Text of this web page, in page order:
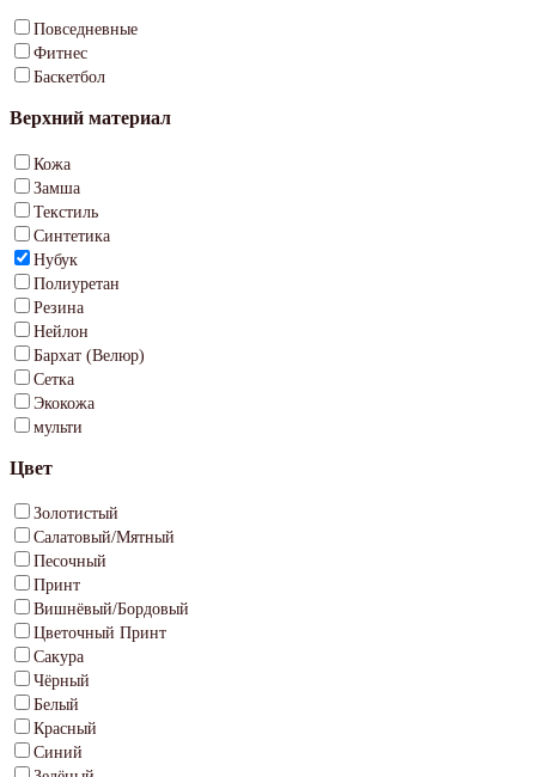
Повседневные
Фитнес
Баскетбол
Верхний материал
Кожа
Замша
Текстиль
Синтетика
Нубук
Полиуретан
Резина
Нейлон
Бархат (Велюр)
Сетка
Экокожа
мульти
Цвет
Золотистый
Салатовый/Мятный
Песочный
Принт
Вишнёвый/Бордовый
Цветочный Принт
Сакура
Чёрный
Белый
Красный
Синий